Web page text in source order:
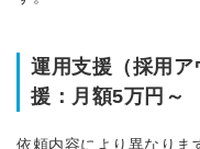
運用支援（採用
援：月額5万円～
依頼内容により異なりま